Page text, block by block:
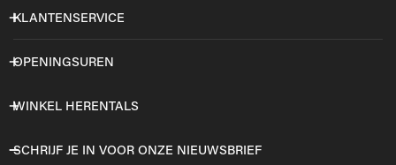
KLANTENSERVICE
OPENINGSUREN
WINKEL HERENTALS
SCHRIJF JE IN VOOR ONZE NIEUWSBRIEF